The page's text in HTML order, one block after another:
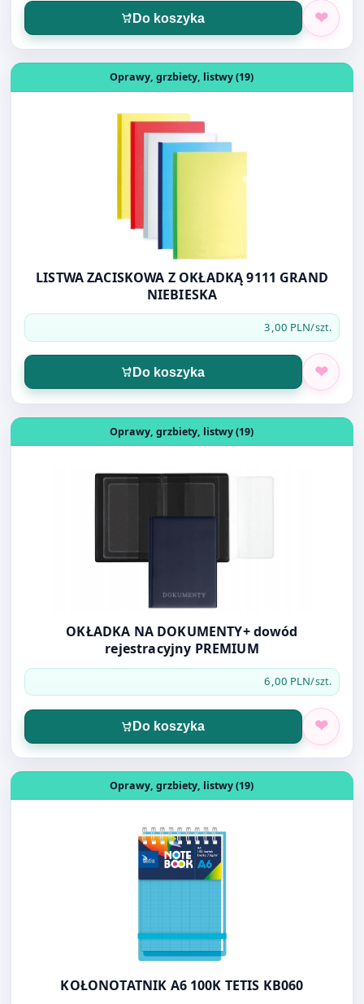
Otwórz produkt: LISTWA ZACISKOWA Z OKŁADKĄ 9111
Oprawy, grzbiety, listwy (19)
LISTWA ZACISKOWA Z OKŁADKĄ 9111 GRAND
NIEBIESKA
3,00 PLN/szt.
Otwórz produkt: OKŁADKA NA DOKUMENTY+ dowód
Oprawy, grzbiety, listwy (19)
OKŁADKA NA DOKUMENTY+ dowód
rejestracyjny PREMIUM
6,00 PLN
Otwórz produkt: KOŁONOTATNIK A6 100K TETIS KB060
Oprawy, grzbiety, listwy (19)
KOŁONOTATNIK A6 100K TETIS KB060
9,20 PLN